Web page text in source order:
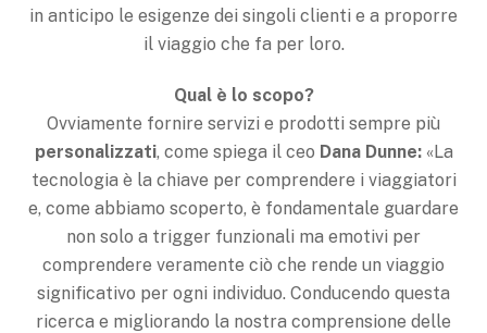
in anticipo le esigenze dei singoli clienti e a proporre
il viaggio che fa per loro.
Qual è lo scopo?
Ovviamente fornire servizi e prodotti sempre più
personalizzati, come spiega il ceo Dana Dunne:«La
tecnologia è la chiave per comprendere i viaggiatori
e, come abbiamo scoperto, è fondamentale guardare
non solo a trigger funzionali ma emotivi per
comprendere veramente ciò che rende un viaggio
significativo per ogni individuo. Conducendo questa
ricerca e migliorando la nostra comprensione delle